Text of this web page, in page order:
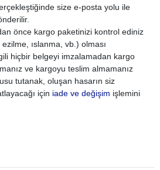
size e-posta yolu ile
önce kargo paketinizi kontrol ediniz
ıslanma, vb.) olması
hiçbir belgeyi imzalamadan kargo
ve kargoyu teslim almamanız
tutanak, oluşan hasarın siz
için iade ve değişim işlemini